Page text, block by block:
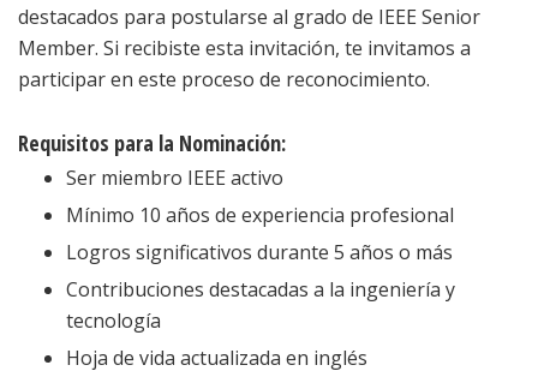
destacados para postularse al grado de IEEE Senior
Member. Si recibiste esta invitación, te invitamos a
participar en este proceso de reconocimiento.
Requisitos para la Nominación:
Ser miembro IEEE activo
Mínimo 10 años de experiencia profesional
Logros significativos durante 5 años o más
Contribuciones destacadas a la ingeniería y
tecnología
Hoja de vida actualizada en inglés